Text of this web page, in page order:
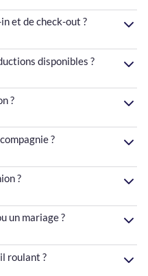
et de check-out ?
disponibles ?
?
?
?
un mariage ?
roulant ?